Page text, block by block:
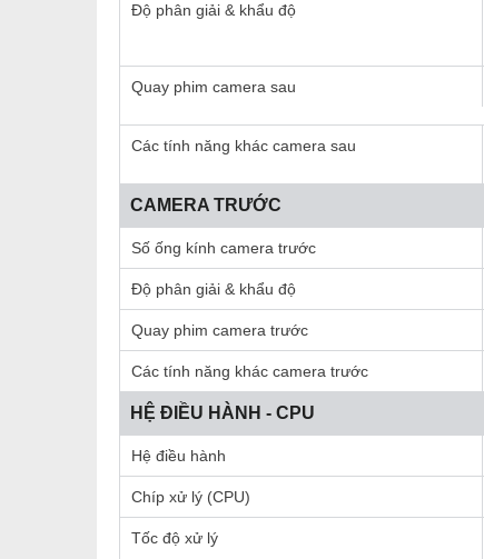
Độ phân giải & khẩu độ
Quay phim camera sau
Các tính năng khác camera sau
CAMERA TRƯỚC
Số ống kính camera trước
Độ phân giải & khẩu độ
Quay phim camera trước
Các tính năng khác camera trước
HỆ ĐIỀU HÀNH - CPU
Hệ điều hành
Chíp xử lý (CPU)
Tốc độ xử lý